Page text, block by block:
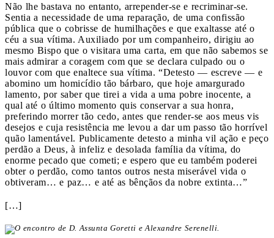
Não lhe bastava no entanto, arrepender-se e recriminar-se.
Sentia a necessidade de uma reparação, de uma confissão
pública que o cobrisse de humilha­ções e que exaltasse até o
céu a sua vítima. Auxiliado por um companheiro, dirigiu ao
mesmo Bispo que o visitara uma carta, em que não sabemos se
mais admirar a coragem com que se declara culpado ou o
louvor com que enaltece sua vítima. “Detesto — escreve — e
abomino um homicídio tão bárbaro, que hoje amargurado
lamento, por saber que tirei a vida a uma pobre inocente, a
qual até o último momento quis conservar a sua honra,
preferindo morrer tão cedo, antes que render-se aos meus vis
desejos e cuja resistência me levou a dar um passo tão horrível
quão lamentável. Publicamente detesto a minha vil ação e peço
perdão a Deus, à infeliz e desolada família da vítima, do
enorme pecado que cometi; e espero que eu também poderei
obter o perdão, como tantos outros nesta miserável vida o
obtiveram… e paz… e até as bênçãos da nobre extinta…”
[…]
O encontro de D. Assunta Goretti e Alexandre Serenelli.